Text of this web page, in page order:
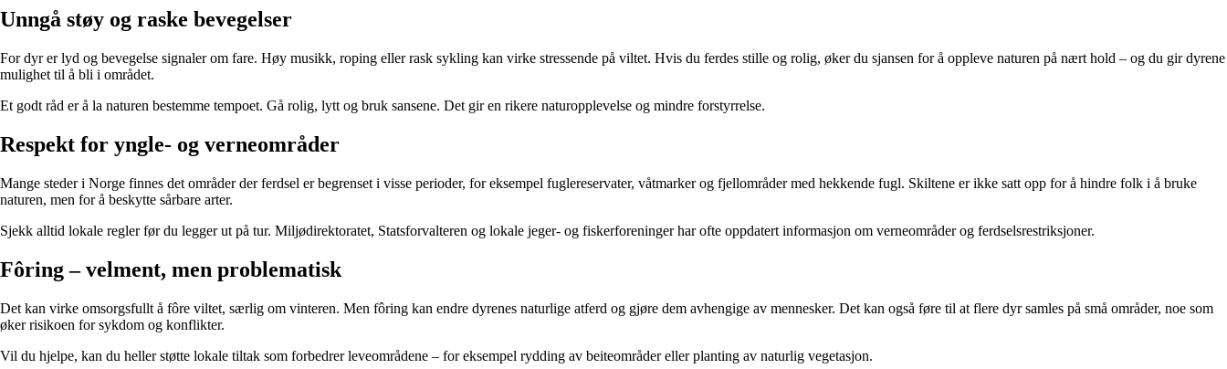
Unngå støy og raske bevegelser
For dyr er lyd og bevegelse signaler om fare. Høy musikk, roping eller rask sykling kan virke stressende på viltet. Hvis du ferdes stille og rolig, øker du sjansen for å oppleve naturen på nært hold – og du gir dyrene
mulighet til å bli i området.
Et godt råd er å la naturen bestemme tempoet. Gå rolig, lytt og bruk sansene. Det gir en rikere naturopplevelse og mindre forstyrrelse.
Respekt for yngle- og verneområder
Mange steder i Norge finnes det områder der ferdsel er begrenset i visse perioder, for eksempel fuglereservater, våtmarker og fjellområder med hekkende fugl. Skiltene er ikke satt opp for å hindre folk i å bruke
naturen, men for å beskytte sårbare arter.
Sjekk alltid lokale regler før du legger ut på tur. Miljødirektoratet, Statsforvalteren og lokale jeger- og fiskerforeninger har ofte oppdatert informasjon om verneområder og ferdselsrestriksjoner.
Fôring – velment, men problematisk
Det kan virke omsorgsfullt å fôre viltet, særlig om vinteren. Men fôring kan endre dyrenes naturlige atferd og gjøre dem avhengige av mennesker. Det kan også føre til at flere dyr samles på små områder, noe som
øker risikoen for sykdom og konflikter.
Vil du hjelpe, kan du heller støtte lokale tiltak som forbedrer leveområdene – for eksempel rydding av beiteområder eller planting av naturlig vegetasjon.